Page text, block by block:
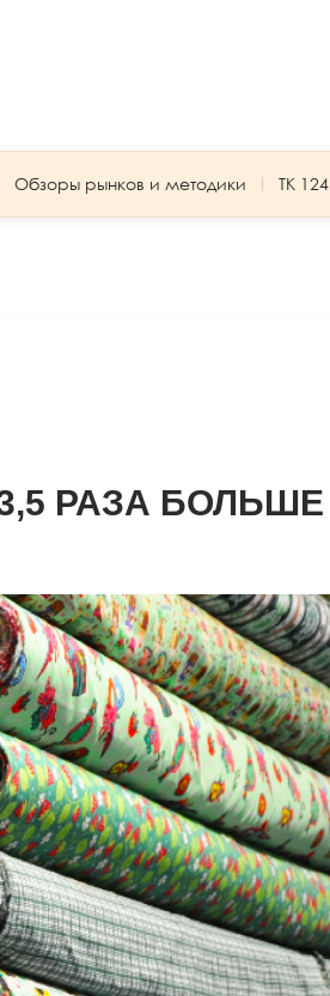
Обзоры рынков и методики ТК 124
РАЗА БОЛЬШЕ